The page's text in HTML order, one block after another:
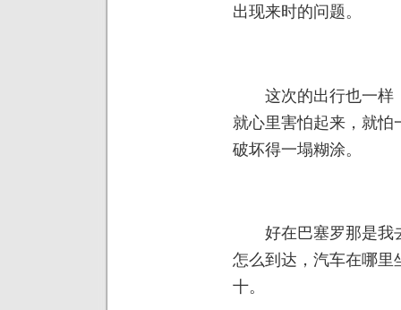
出现来时的问题。
这次的出行也一样
就心里害怕起来，就
破坏得一塌糊涂。
好在巴塞罗那是我
怎么到达，汽车在哪里
十。